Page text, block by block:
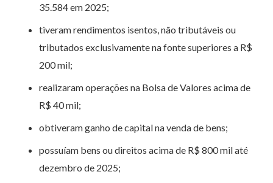
35.584 em 2025;
tiveram rendimentos isentos, não tributáveis ou
tributados exclusivamente na fonte superiores a R$
200 mil;
realizaram operações na Bolsa de Valores acima de
R$ 40 mil;
obtiveram ganho de capital na venda de bens;
possuíam bens ou direitos acima de R$ 800 mil até
dezembro de 2025;